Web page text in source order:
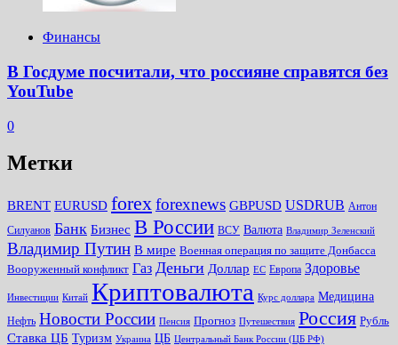
Финансы
В Госдуме посчитали, что россияне справятся без
YouTube
0
Метки
BRENT EURUSD forexforexnews GBPUSD USDRUB Антон
Силуанов Банк Бизнес В России ВСУ Валюта Владимир Зеленский
Владимир Путин В мире Военная операция по защите Донбасса
Вооруженный конфликт Газ Деньги Доллар ЕС Европа Здоровье
Инвестиции Китай Криптовалюта Курс доллара Медицина
Нефть Новости России Пенсия Прогноз Путешествия Россия Рубль
Ставка ЦБ Туризм Украина ЦБ Центральный Банк России (ЦБ РФ)